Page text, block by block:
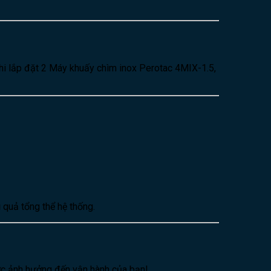
lắp đặt 2 Máy khuấy chìm inox Perotac 4MIX-1.5,
tổng thể hệ thống.